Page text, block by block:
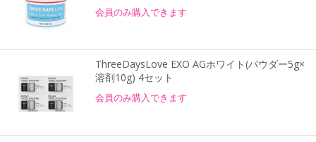
会員のみ購入できます
ThreeDaysLove EXO AGホワイト(パウダー5g×
溶剤10g) 4セット
会員のみ購入できます